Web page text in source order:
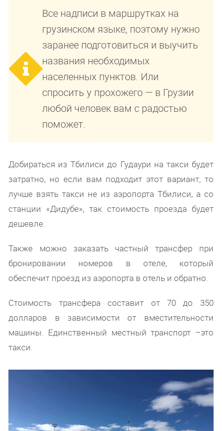
Все надписи в маршрутках на
грузинском языке, поэтому нужно
заранее подготовиться и выучить
названия необходимых
населенных пунктов. Или
спросить у прохожего — в Грузии
любой человек вам с радостью
поможет.
Добираться из Тбилиси до Гудаури на такси будет
затратно, но если вам подходит этот вариант, то
лучше взять такси не из аэропорта Тбилиси, а со
станции «Дидубе», так стоимость проезда будет
дешевле.
Также можно заказать частный трансфер при
бронировании номеров в отеле, который
обеспечит проезд из аэропорта в отель и обратно.
Стоимость трансфера составит от 70 до 350
долларов в зависимости от вместительности
машины. Единственный местный транспорт –это
такси.